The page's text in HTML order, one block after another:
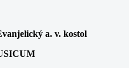
a. v. kostol